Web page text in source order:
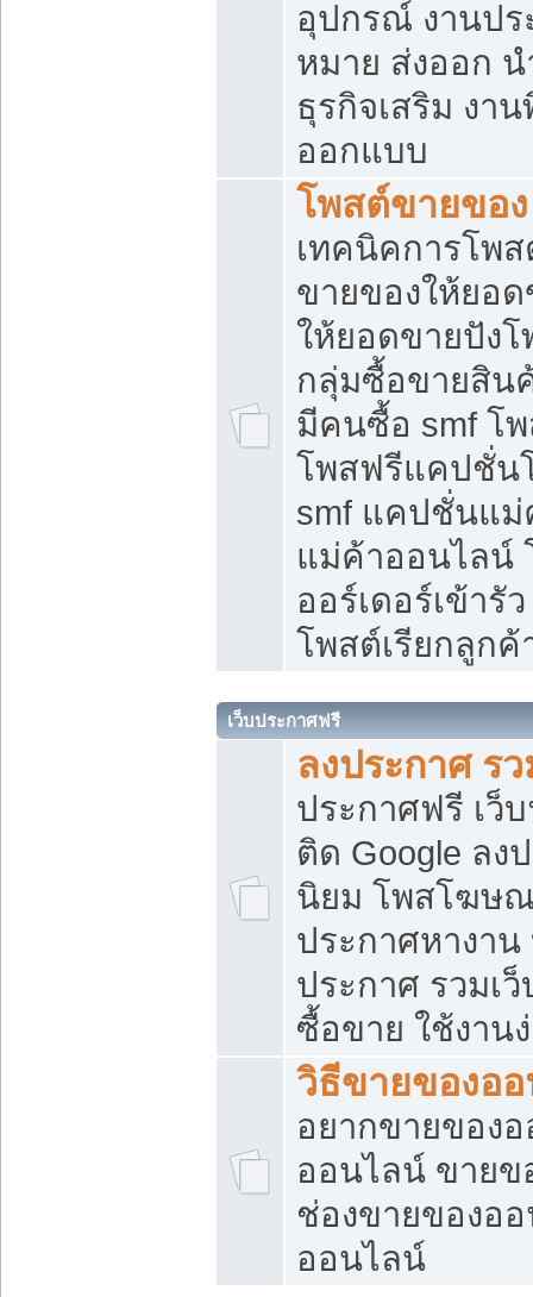
อุปกรณ์ งานป
หมาย ส่งออก น
ธุรกิจเสริม งา
ออกแบบ
โพสต์ขายของ
เทคนิคการโพ
ขายของให้ยอ
ให้ยอดขายปัง
กลุ่มซื้อขายสิน
มีคนซื้อ smf โ
โพสฟรีแคปชั่น
smf แคปชั่นแ
แม่ค้าออนไลน์
ออร์เดอร์เข้ารั
โพสต์เรียกลูกค้
เว็บประกาศฟรี
ลงประกาศ ร
ประกาศฟรี เว็
ติด Google ลง
นิยม โพสโฆษ
ประกาศหางาน
ประกาศ รวมเ
ซื้อขาย ใช้งาน
วิธีขายของอ
อยากขายของ
ออนไลน์ ขายข
ช่องขายของอ
ออนไลน์